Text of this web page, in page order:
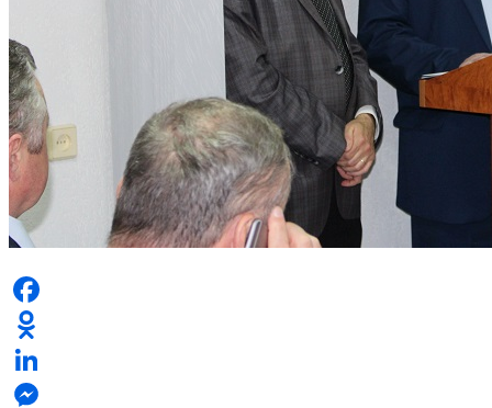
Facebook
Odnoklassniki
LinkedIn